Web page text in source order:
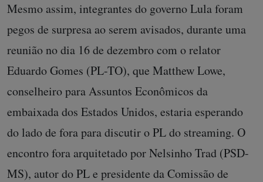
Mesmo assim, integrantes do governo Lula foram
pegos de surpresa ao serem avisados, durante uma
reunião no dia 16 de dezembro com o relator
Eduardo Gomes (PL-TO), que Matthew Lowe,
conselheiro para Assuntos Econômicos da
embaixada dos Estados Unidos, estaria esperando
do lado de fora para discutir o PL do streaming. O
encontro fora arquitetado por Nelsinho Trad (PSD-
MS), autor do PL e presidente da Comissão de